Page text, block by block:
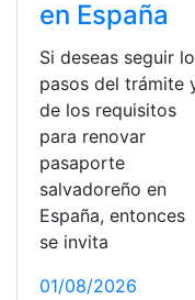
en España
Si deseas seguir
pasos del trámite
de los requisitos
para renovar
pasaporte
salvadoreño en
España, entonces
se invita
01/08/2026